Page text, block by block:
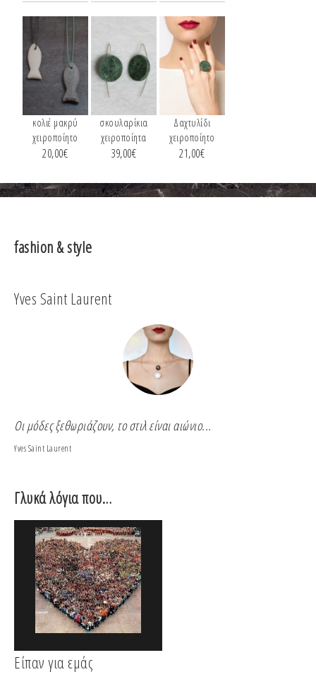
κολιέ μακρύ
χειροποίητο
20,00€
σκουλαρίκια
χειροποίητα
39,00€
Δαχτυλίδι
χειροποίητο
21,00€
fashion & style
Yves Saint Laurent
Οι μόδες ξεθωριάζουν, το στιλ είναι αιώνιο...
Yves Saint Laurent
Γλυκά λόγια που…
Είπαν για εμάς